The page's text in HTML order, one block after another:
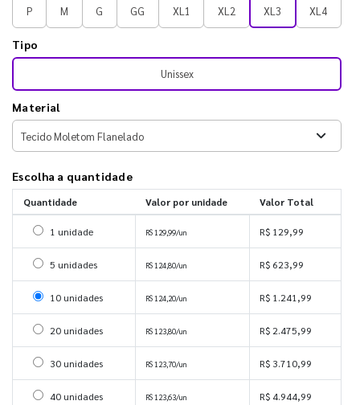
P M G GG XL1 XL2 XL3 XL4
Tipo
Unissex
Material
Escolha a quantidade
Quantidade Valor por unidade Valor Total
Selecionar 1 unidade
1 unidade R$ 129,99/un R$ 129,99
Selecionar 5 unidades
5 unidades R$ 124,80/un R$ 623,99
Selecionar 10 unidades
10 unidades R$ 124,20/un R$ 1.241,99
Selecionar 20 unidades
20 unidades R$ 123,80/un R$ 2.475,99
Selecionar 30 unidades
30 unidades R$ 123,70/un R$ 3.710,99
Selecionar 40 unidades
40 unidades R$ 123,63/un R$ 4.944,99